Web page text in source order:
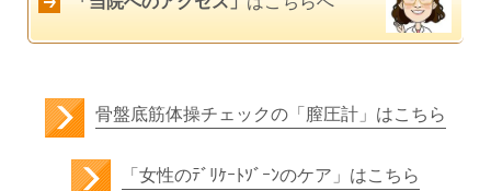
骨盤底筋体操チェックの「膣圧計」はこちら
「女性のﾃﾞﾘｹｰﾄｿﾞｰﾝのケア」はこちら